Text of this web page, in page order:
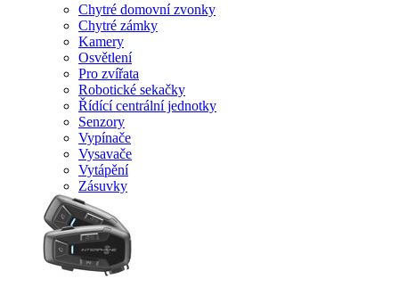
Chytré domovní zvonky
Chytré zámky
Kamery
Osvětlení
Pro zvířata
Robotické sekačky
Řídící centrální jednotky
Senzory
Vypínače
Vysavače
Vytápění
Zásuvky